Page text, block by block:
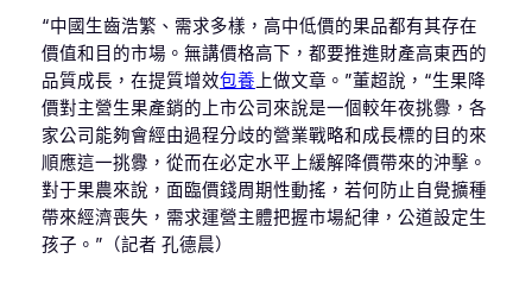
“中國生齒浩繁、需求多樣，高中低價的果品都有其存在
價值和目的市場。無講價格高下，都要推進財產高東西的
品質成長，在提質增效包養 上做文章。”董超說，“生果降
價對主營生果產銷的上市公司來說是一個較年夜挑釁，各
家公司能夠會經由過程分歧的營業戰略和成長標的目的來
順應這一挑釁，從而在必定水平上緩解降價帶來的沖擊。
對于果農來說，面臨價錢周期性動搖，若何防止自覺擴種
帶來經濟喪失，需求運營主體把握市場紀律，公道設定生
孩子。”（記者 孔德晨）